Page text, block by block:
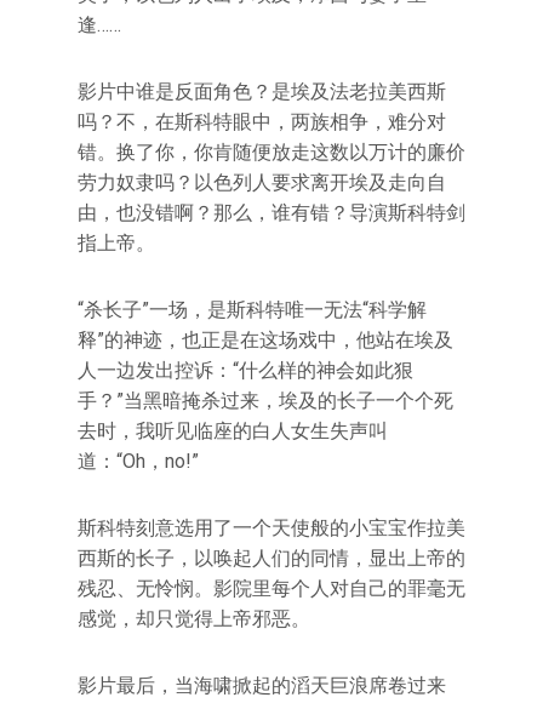
逢……
影片中谁是反面角色？是埃及法老拉美西斯
吗？不，在斯科特眼中，两族相争，难分对
错。换了你，你肯随便放走这数以万计的廉价
劳力奴隶吗？以色列人要求离开埃及走向自
由，也没错啊？那么，谁有错？导演斯科特剑
指上帝。
“杀长子”一场，是斯科特唯一无法“科学解
释”的神迹，也正是在这场戏中，他站在埃及
人一边发出控诉：“什么样的神会如此狠
手？”当黑暗掩杀过来，埃及的长子一个个死
去时，我听见临座的白人女生失声叫
道：“Oh，no!”
斯科特刻意选用了一个天使般的小宝宝作拉美
西斯的长子，以唤起人们的同情，显出上帝的
残忍、无怜悯。影院里每个人对自己的罪毫无
感觉，却只觉得上帝邪恶。
影片最后，当海啸掀起的滔天巨浪席卷过来